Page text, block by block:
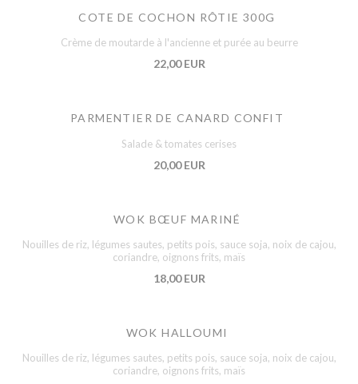
COTE DE COCHON RÔTIE 300G
Crème de moutarde à l'ancienne et purée au beurre
22,00 EUR
PARMENTIER DE CANARD CONFIT
Salade & tomates cerises
20,00 EUR
WOK BŒUF MARINÉ
Nouilles de riz, légumes sautes, petits pois, sauce soja, noix de cajou,
coriandre, oignons frits, maïs
18,00 EUR
WOK HALLOUMI
Nouilles de riz, légumes sautes, petits pois, sauce soja, noix de cajou,
coriandre, oignons frits, maïs